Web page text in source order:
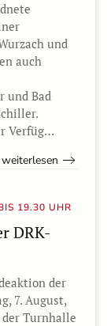
und
auch
und Bad
Verfüg…
weiterlesen
19.30 UHR
DRK-
der
7. August,
der Turnhalle